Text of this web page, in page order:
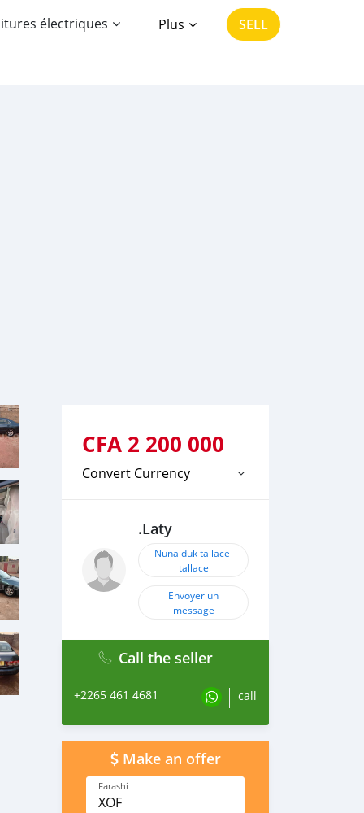
électriques Plus SELL
CFA 2 200 000
Convert Currency
.Laty
Nuna duk tallace-
tallace
Envoyer un
message
Call the seller
+2265 461 4681 call
Make an offer
Farashi
XOF